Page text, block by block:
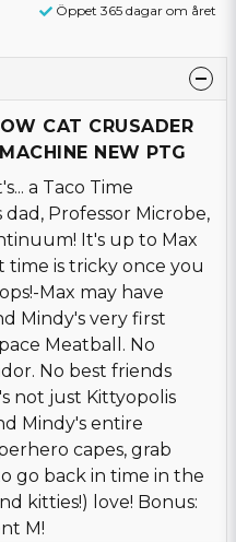
Öppet 365 dagar om året
CAT CRUSADER
NEW PTG
a Taco Time
dad, Professor Microbe,
It's up to Max
time is tricky once you
Max may have
Mindy's very first
Meatball. No
No best friends
not just Kittyopolis
Mindy's entire
capes, grab
go back in time in the
kitties!) love! Bonus:
M!